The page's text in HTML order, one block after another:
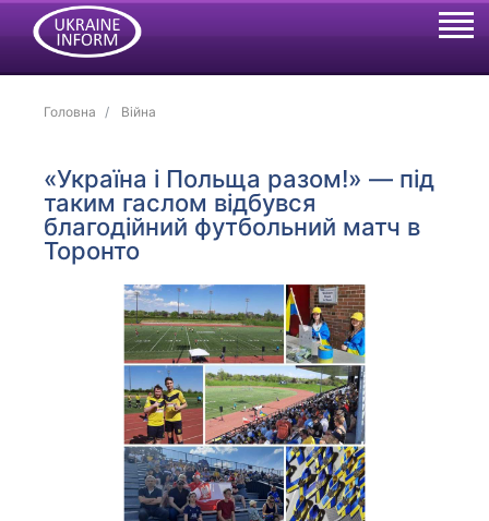
Головна Війна
«Україна і Польща разом!» — під
таким гаслом відбувся
благодійний футбольний матч в
Торонто